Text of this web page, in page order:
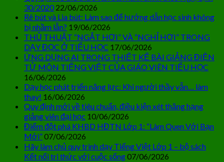
30/2020 22/06/2026
Rê bút và Lia bút: Làm sao để hướng dẫn học sinh không
bị nhầm lẫn? 19/06/2026
THỦ THUẬT “NGẮT HƠI” VÀ “NGHỈ HƠI” TRONG
DẠY ĐỌC Ở TIỂU HỌC 17/06/2026
ỨNG DỤNG AI TRONG THIẾT KẾ BÀI GIẢNG ĐIỆN
TỬ MÔN TIẾNG VIỆT CỦA GIÁO VIÊN TIỂU HỌC
16/06/2026
Dạy học phát triển năng lực: Khi người thầy vẫn… làm
thay! 16/06/2026
Quy định mới về tiêu chuẩn, điều kiện xét thăng hạng
giảng viên đại học 10/06/2026
Điểm đột phá KHBD HĐTN Lớp 1: “Làm Quen Với Bạn
Mới”07/06/2026
Hãy làm chủ quy trình dạy Tiếng Việt Lớp 1 – bộ sách
Kết nối tri thức với cuộc sống07/06/2026